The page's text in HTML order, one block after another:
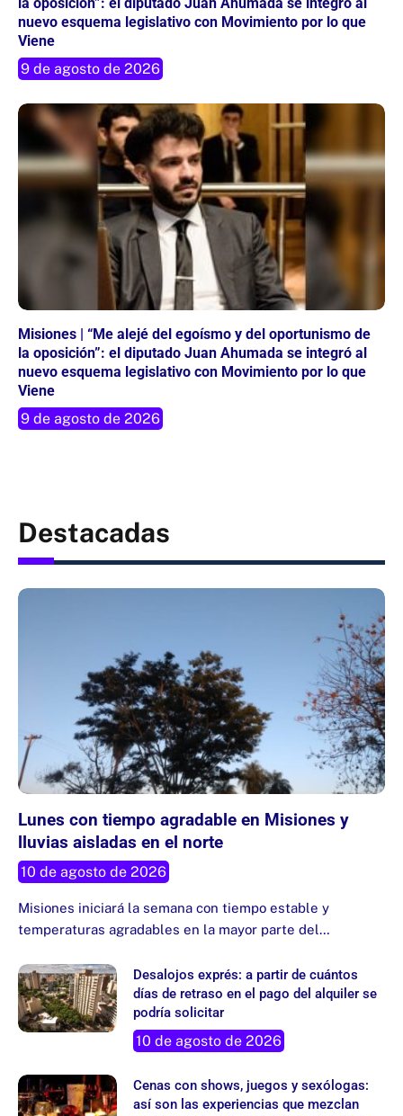
nuevo esquema legislativo con Movimiento por lo que
Viene
9 de agosto de 2026
Misiones | “Me alejé del egoísmo y del oportunismo de
la oposición”: el diputado Juan Ahumada se integró al
nuevo esquema legislativo con Movimiento por lo que
Viene
9 de agosto de 2026
Destacadas
Lunes con tiempo agradable en Misiones y
lluvias aisladas en el norte
10 de agosto de 2026
Misiones iniciará la semana con tiempo estable y
temperaturas agradables en la mayor parte del…
Desalojos exprés: a partir de cuántos
días de retraso en el pago del alquiler se
podría solicitar
10 de agosto de 2026
Cenas con shows, juegos y sexólogas:
así son las experiencias que mezclan